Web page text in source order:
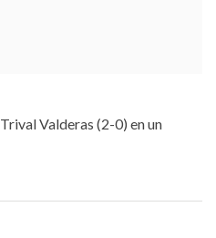
Valderas (2-0) en un